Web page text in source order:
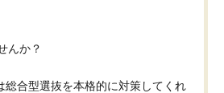
んか？
総合型選抜を本格的に対策してくれ